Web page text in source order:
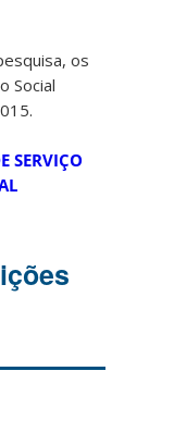
os
Social
SERVIÇO